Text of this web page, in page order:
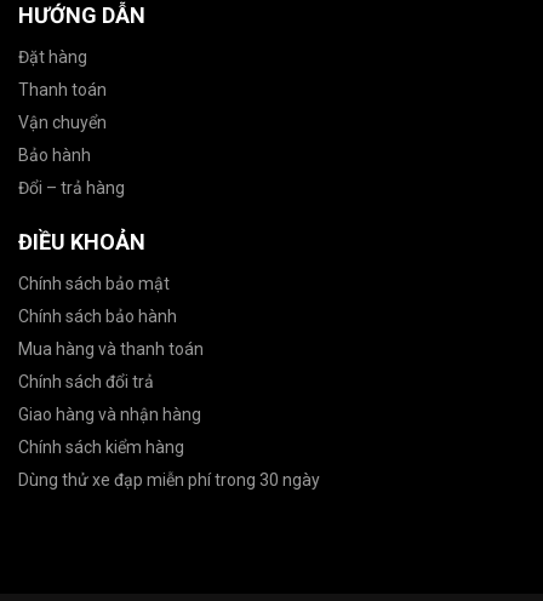
HƯỚNG DẪN
Đặt hàng
Thanh toán
Vận chuyển
Bảo hành
Đổi – trả hàng
ĐIỀU KHOẢN
Chính sách bảo mật
Chính sách bảo hành
Mua hàng và thanh toán
Chính sách đổi trả
Giao hàng và nhận hàng
Chính sách kiểm hàng
Dùng thử xe đạp miễn phí trong 30 ngày